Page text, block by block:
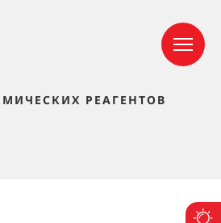
РЕАГЕНТОВ